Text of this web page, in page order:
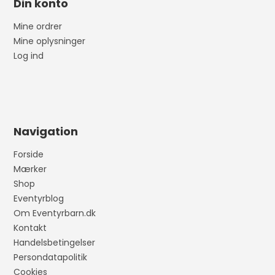
Din konto
Mine ordrer
Mine oplysninger
Log ind
Navigation
Forside
Mærker
Shop
Eventyrblog
Om Eventyrbarn.dk
Kontakt
Handelsbetingelser
Persondatapolitik
Cookies